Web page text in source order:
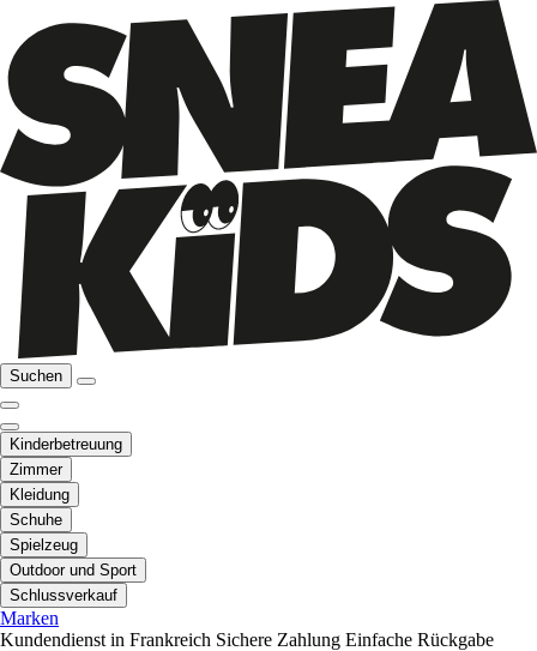
Suchen
Kinderbetreuung
Zimmer
Kleidung
Schuhe
Spielzeug
Outdoor und Sport
Schlussverkauf
Marken
Kundendienst in Frankreich Sichere Zahlung Einfache Rückgabe